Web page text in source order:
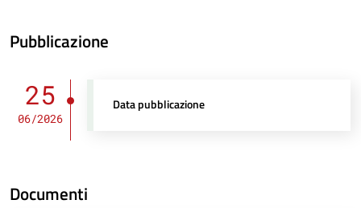
Pubblicazione
25
06/2026
Data pubblicazione
Documenti